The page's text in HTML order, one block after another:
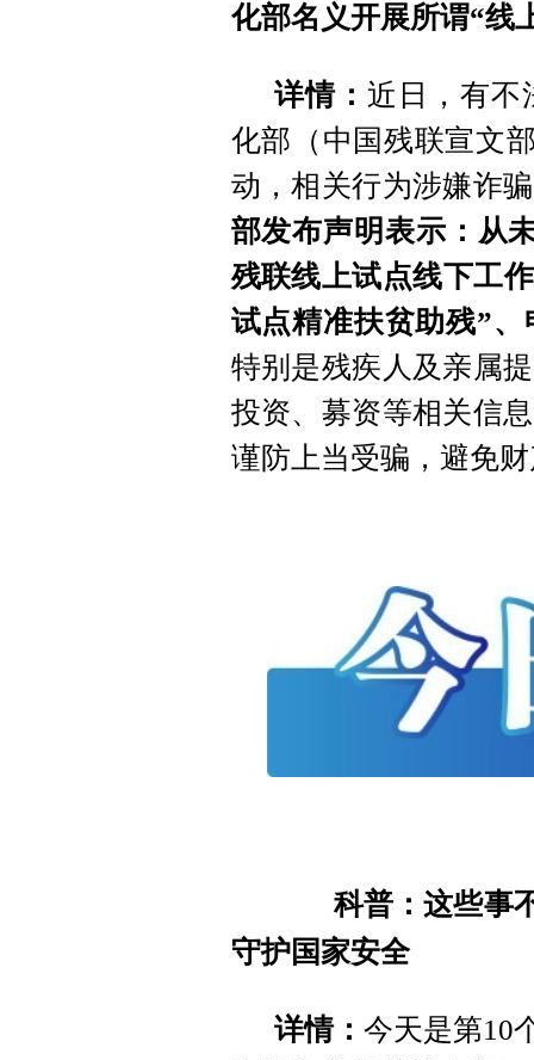
化部名义开展所谓“线
详情： 近日，有不
化部（中国残联宣文
动，相关行为涉嫌诈
部发布声明表示：从
残联线上试点线下工
试点精准扶贫助残”
特别是残疾人及亲属
投资、募资等相关信
谨防上当受骗，避免
科普：这些事不
守护国家安全
详情： 今天是第10